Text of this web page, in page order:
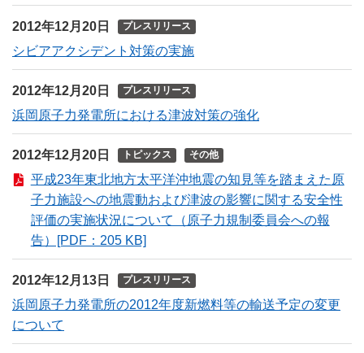
2012年12月20日 プレスリリース
シビアアクシデント対策の実施
2012年12月20日 プレスリリース
浜岡原子力発電所における津波対策の強化
2012年12月20日 トピックス その他
平成23年東北地方太平洋沖地震の知見等を踏まえた原
子力施設への地震動および津波の影響に関する安全性
評価の実施状況について（原子力規制委員会への報
告）[PDF：205 KB]
2012年12月13日 プレスリリース
浜岡原子力発電所の2012年度新燃料等の輸送予定の変更
について